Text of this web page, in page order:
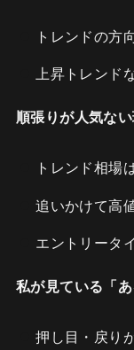
トレンドの方
上昇トレンド
順張りが人気な
トレンド相場
追いかけて高
エントリータ
私が見ている「あ
押し目・戻り